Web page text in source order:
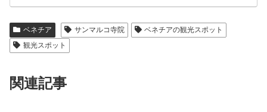
ベネチア サンマルコ寺院
ベネチアの観光スポット
観光スポット
関連記事